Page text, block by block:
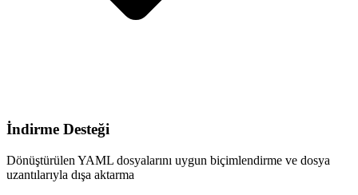
İndirme Desteği
Dönüştürülen YAML dosyalarını uygun biçimlendirme ve dosya
uzantılarıyla dışa aktarma